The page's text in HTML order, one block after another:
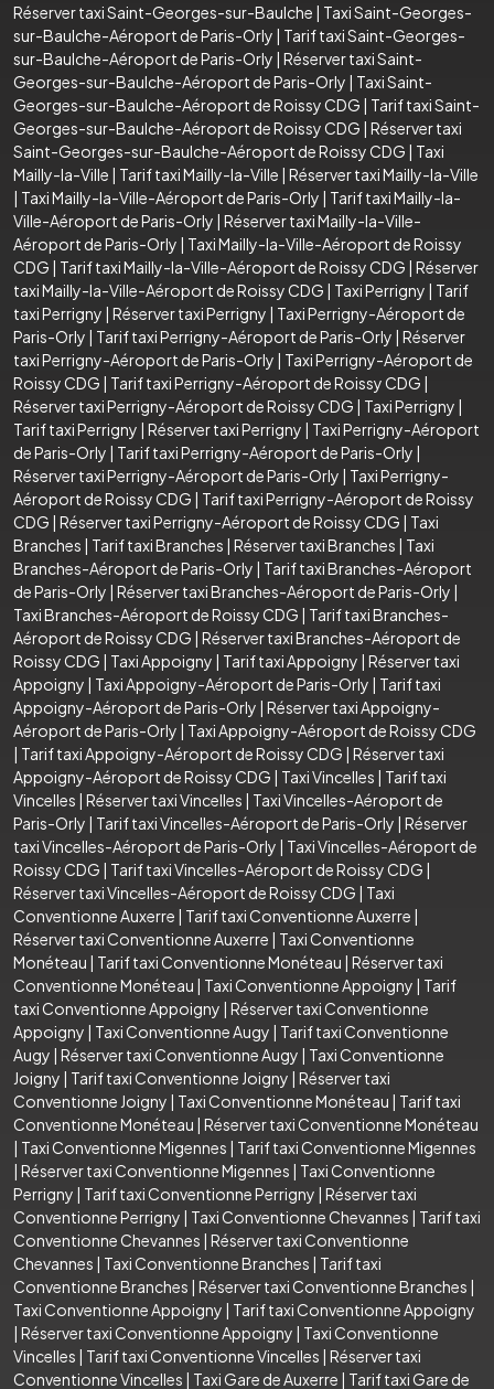
Réserver taxi Saint-Georges-sur-Baulche | Taxi Saint-Georges-
sur-Baulche-Aéroport de Paris-Orly | Tarif taxi Saint-Georges-
sur-Baulche-Aéroport de Paris-Orly | Réserver taxi Saint-
Georges-sur-Baulche-Aéroport de Paris-Orly | Taxi Saint-
Georges-sur-Baulche-Aéroport de Roissy CDG | Tarif taxi Saint-
Georges-sur-Baulche-Aéroport de Roissy CDG | Réserver taxi
Saint-Georges-sur-Baulche-Aéroport de Roissy CDG | Taxi
Mailly-la-Ville | Tarif taxi Mailly-la-Ville | Réserver taxi Mailly-la-Ville
| Taxi Mailly-la-Ville-Aéroport de Paris-Orly | Tarif taxi Mailly-la-
Ville-Aéroport de Paris-Orly | Réserver taxi Mailly-la-Ville-
Aéroport de Paris-Orly | Taxi Mailly-la-Ville-Aéroport de Roissy
CDG | Tarif taxi Mailly-la-Ville-Aéroport de Roissy CDG | Réserver
taxi Mailly-la-Ville-Aéroport de Roissy CDG | Taxi Perrigny | Tarif
taxi Perrigny | Réserver taxi Perrigny | Taxi Perrigny-Aéroport de
Paris-Orly | Tarif taxi Perrigny-Aéroport de Paris-Orly | Réserver
taxi Perrigny-Aéroport de Paris-Orly | Taxi Perrigny-Aéroport de
Roissy CDG | Tarif taxi Perrigny-Aéroport de Roissy CDG |
Réserver taxi Perrigny-Aéroport de Roissy CDG | Taxi Perrigny |
Tarif taxi Perrigny | Réserver taxi Perrigny | Taxi Perrigny-Aéroport
de Paris-Orly | Tarif taxi Perrigny-Aéroport de Paris-Orly |
Réserver taxi Perrigny-Aéroport de Paris-Orly | Taxi Perrigny-
Aéroport de Roissy CDG | Tarif taxi Perrigny-Aéroport de Roissy
CDG | Réserver taxi Perrigny-Aéroport de Roissy CDG | Taxi
Branches | Tarif taxi Branches | Réserver taxi Branches | Taxi
Branches-Aéroport de Paris-Orly | Tarif taxi Branches-Aéroport
de Paris-Orly | Réserver taxi Branches-Aéroport de Paris-Orly |
Taxi Branches-Aéroport de Roissy CDG | Tarif taxi Branches-
Aéroport de Roissy CDG | Réserver taxi Branches-Aéroport de
Roissy CDG | Taxi Appoigny | Tarif taxi Appoigny | Réserver taxi
Appoigny | Taxi Appoigny-Aéroport de Paris-Orly | Tarif taxi
Appoigny-Aéroport de Paris-Orly | Réserver taxi Appoigny-
Aéroport de Paris-Orly | Taxi Appoigny-Aéroport de Roissy CDG
| Tarif taxi Appoigny-Aéroport de Roissy CDG | Réserver taxi
Appoigny-Aéroport de Roissy CDG | Taxi Vincelles | Tarif taxi
Vincelles | Réserver taxi Vincelles | Taxi Vincelles-Aéroport de
Paris-Orly | Tarif taxi Vincelles-Aéroport de Paris-Orly | Réserver
taxi Vincelles-Aéroport de Paris-Orly | Taxi Vincelles-Aéroport de
Roissy CDG | Tarif taxi Vincelles-Aéroport de Roissy CDG |
Réserver taxi Vincelles-Aéroport de Roissy CDG | Taxi
Conventionne Auxerre | Tarif taxi Conventionne Auxerre |
Réserver taxi Conventionne Auxerre | Taxi Conventionne
Monéteau | Tarif taxi Conventionne Monéteau | Réserver taxi
Conventionne Monéteau | Taxi Conventionne Appoigny | Tarif
taxi Conventionne Appoigny | Réserver taxi Conventionne
Appoigny | Taxi Conventionne Augy | Tarif taxi Conventionne
Augy | Réserver taxi Conventionne Augy | Taxi Conventionne
Joigny | Tarif taxi Conventionne Joigny | Réserver taxi
Conventionne Joigny | Taxi Conventionne Monéteau | Tarif taxi
Conventionne Monéteau | Réserver taxi Conventionne Monéteau
| Taxi Conventionne Migennes | Tarif taxi Conventionne Migennes
| Réserver taxi Conventionne Migennes | Taxi Conventionne
Perrigny | Tarif taxi Conventionne Perrigny | Réserver taxi
Conventionne Perrigny | Taxi Conventionne Chevannes | Tarif taxi
Conventionne Chevannes | Réserver taxi Conventionne
Chevannes | Taxi Conventionne Branches | Tarif taxi
Conventionne Branches | Réserver taxi Conventionne Branches |
Taxi Conventionne Appoigny | Tarif taxi Conventionne Appoigny
| Réserver taxi Conventionne Appoigny | Taxi Conventionne
Vincelles | Tarif taxi Conventionne Vincelles | Réserver taxi
Conventionne Vincelles | Taxi Gare de Auxerre | Tarif taxi Gare de